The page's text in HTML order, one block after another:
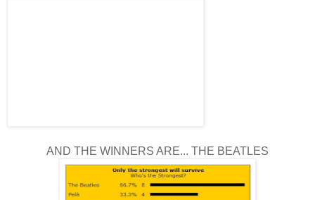
AND THE WINNERS ARE... THE BEATLES